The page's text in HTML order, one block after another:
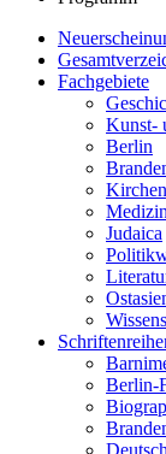
Fachgebiete
Kunst-
Berlin
Judaica
Berlin-